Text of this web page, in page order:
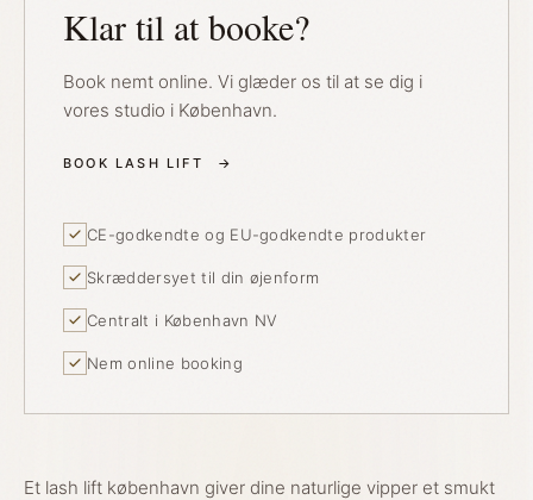
Klar til at booke?
Book nemt online. Vi glæder os til at se dig i
vores studio i København.
BOOK LASH LIFT →
CE-godkendte og EU-godkendte produkter
Skræddersyet til din øjenform
Centralt i København NV
Nem online booking
Et lash lift københavn giver dine naturlige vipper et smukt